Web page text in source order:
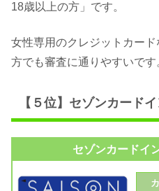
18歳以上の方」です。
女性専用のクレジットカー
方でも審査に通りやすいです
【５位】セゾンカード
セゾンカードイ